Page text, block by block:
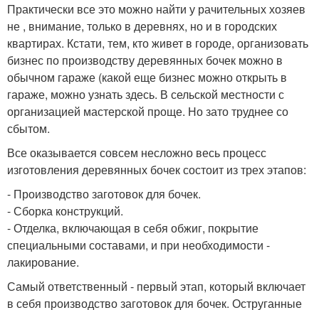
Практически все это можно найти у рачительных хозяев
не , внимание, только в деревнях, но и в городских
квартирах. Кстати, тем, кто живет в городе, организовать
бизнес по производству деревянных бочек можно в
обычном гараже (какой еще бизнес можно открыть в
гараже, можно узнать здесь. В сельской местности с
организацией мастерской проще. Но зато труднее со
сбытом.
Все оказывается совсем несложно весь процесс
изготовления деревянных бочек состоит из трех этапов:
- Производство заготовок для бочек.
- Сборка конструкций.
- Отделка, включающая в себя обжиг, покрытие
специальными составами, и при необходимости -
лакирование.
Самый ответственный - первый этап, который включает
в себя производство заготовок для бочек. Оструганные